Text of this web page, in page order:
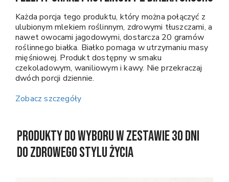
Każda porcja tego produktu, który można połączyć z
ulubionym mlekiem roślinnym, zdrowymi tłuszczami, a
nawet owocami jagodowymi, dostarcza 20 gramów
roślinnego białka. Białko pomaga w utrzymaniu masy
mięśniowej. Produkt dostępny w smaku
czekoladowym, waniliowym i kawy. Nie przekraczaj
dwóch porcji dziennie.
Zobacz szczegóły
Produkty do wyboru w Zestawie 30 dni
do zdrowego stylu życia